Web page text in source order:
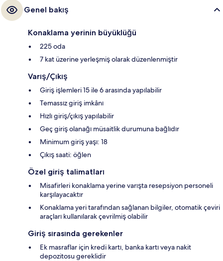
Genel bakış
Konaklama yerinin büyüklüğü
225 oda
7 kat üzerine yerleşmiş olarak düzenlenmiştir
Varış/Çıkış
Giriş işlemleri 15 ile 6 arasında yapılabilir
Temassız giriş imkânı
Hızlı giriş/çıkış yapılabilir
Geç giriş olanağı müsaitlik durumuna bağlıdır
Minimum giriş yaşı: 18
Çıkış saati: öğlen
Özel giriş talimatları
Misafirleri konaklama yerine varışta resepsiyon personeli
karşılayacaktır
Konaklama yeri tarafından sağlanan bilgiler, otomatik çeviri
araçları kullanılarak çevrilmiş olabilir
Giriş sırasında gerekenler
Ek masraflar için kredi kartı, banka kartı veya nakit
depozitosu gereklidir